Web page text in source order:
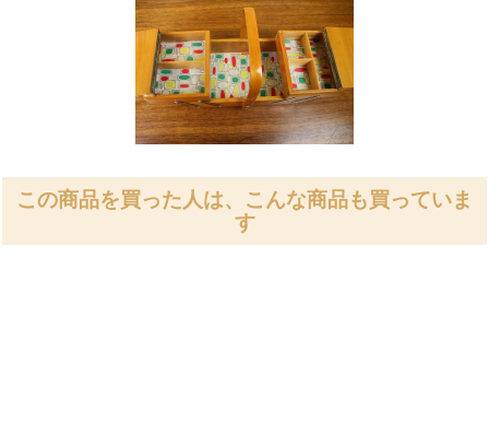
この商品を買った人は、こんな商品も買っていま
す